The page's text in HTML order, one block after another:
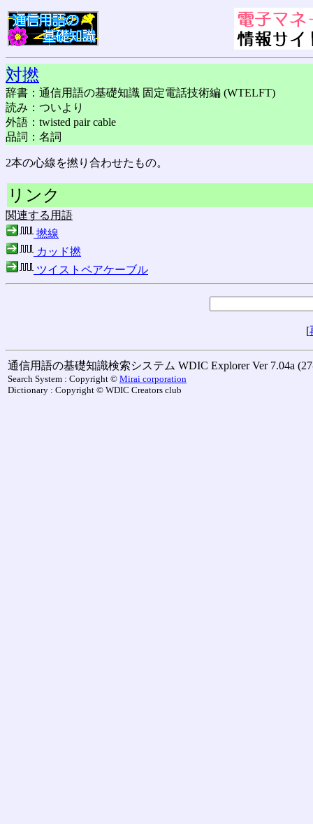
対撚
辞書：通信用語の基礎知識 固定電話技術編 (WTELFT)
読み：ついより
外語：twisted pair cable
品詞：名詞
2本の心線を撚り合わせたもの。
リンク
関連する用語
撚線
カッド撚
ツイストペアケーブル
[
通信用語の基礎知識検索システム WDIC Explorer Ver 7.04a
Search System : Copyright © Mirai corporation
Dictionary : Copyright © WDIC Creators club